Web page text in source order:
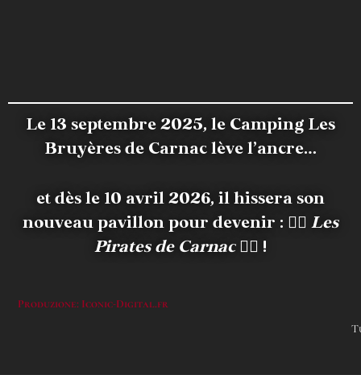
Le 13 septembre 2025, le Camping Les
Bruyères de Carnac lève l’ancre…
et dès le 10 avril 2026, il hissera son
nouveau pavillon pour devenir : 🏴‍☠️ Les
Pirates de Carnac🏴‍☠️ !
Produzione: Iconic-Digital.fr